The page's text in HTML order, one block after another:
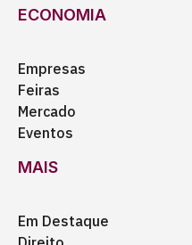
ECONOMIA
Empresas
Feiras
Mercado
Eventos
MAIS
Em Destaque